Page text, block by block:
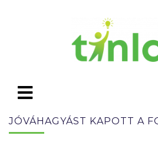
JÓVÁHAGYÁST KAPOTT A